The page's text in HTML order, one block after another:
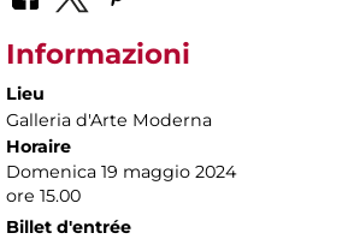
Informazioni
Lieu
Galleria d'Arte Moderna
Horaire
Domenica 19 maggio 2024
ore 15.00
Billet d'entrée